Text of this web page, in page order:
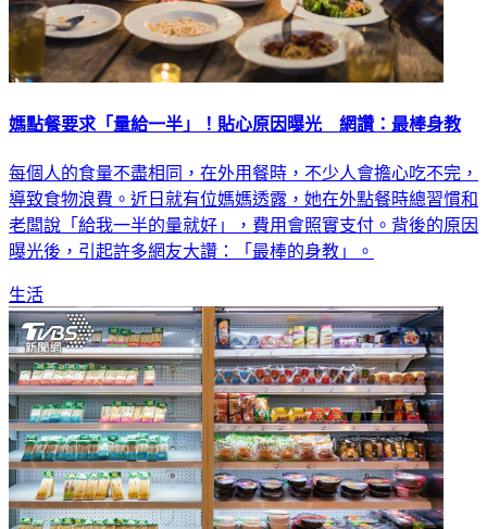
媽點餐要求「量給一半」！貼心原因曝光 網讚：最棒身教
每個人的食量不盡相同，在外用餐時，不少人會擔心吃不完，
導致食物浪費。近日就有位媽媽透露，她在外點餐時總習慣和
老闆說「給我一半的量就好」，費用會照實支付。背後的原因
曝光後，引起許多網友大讚：「最棒的身教」。
生活